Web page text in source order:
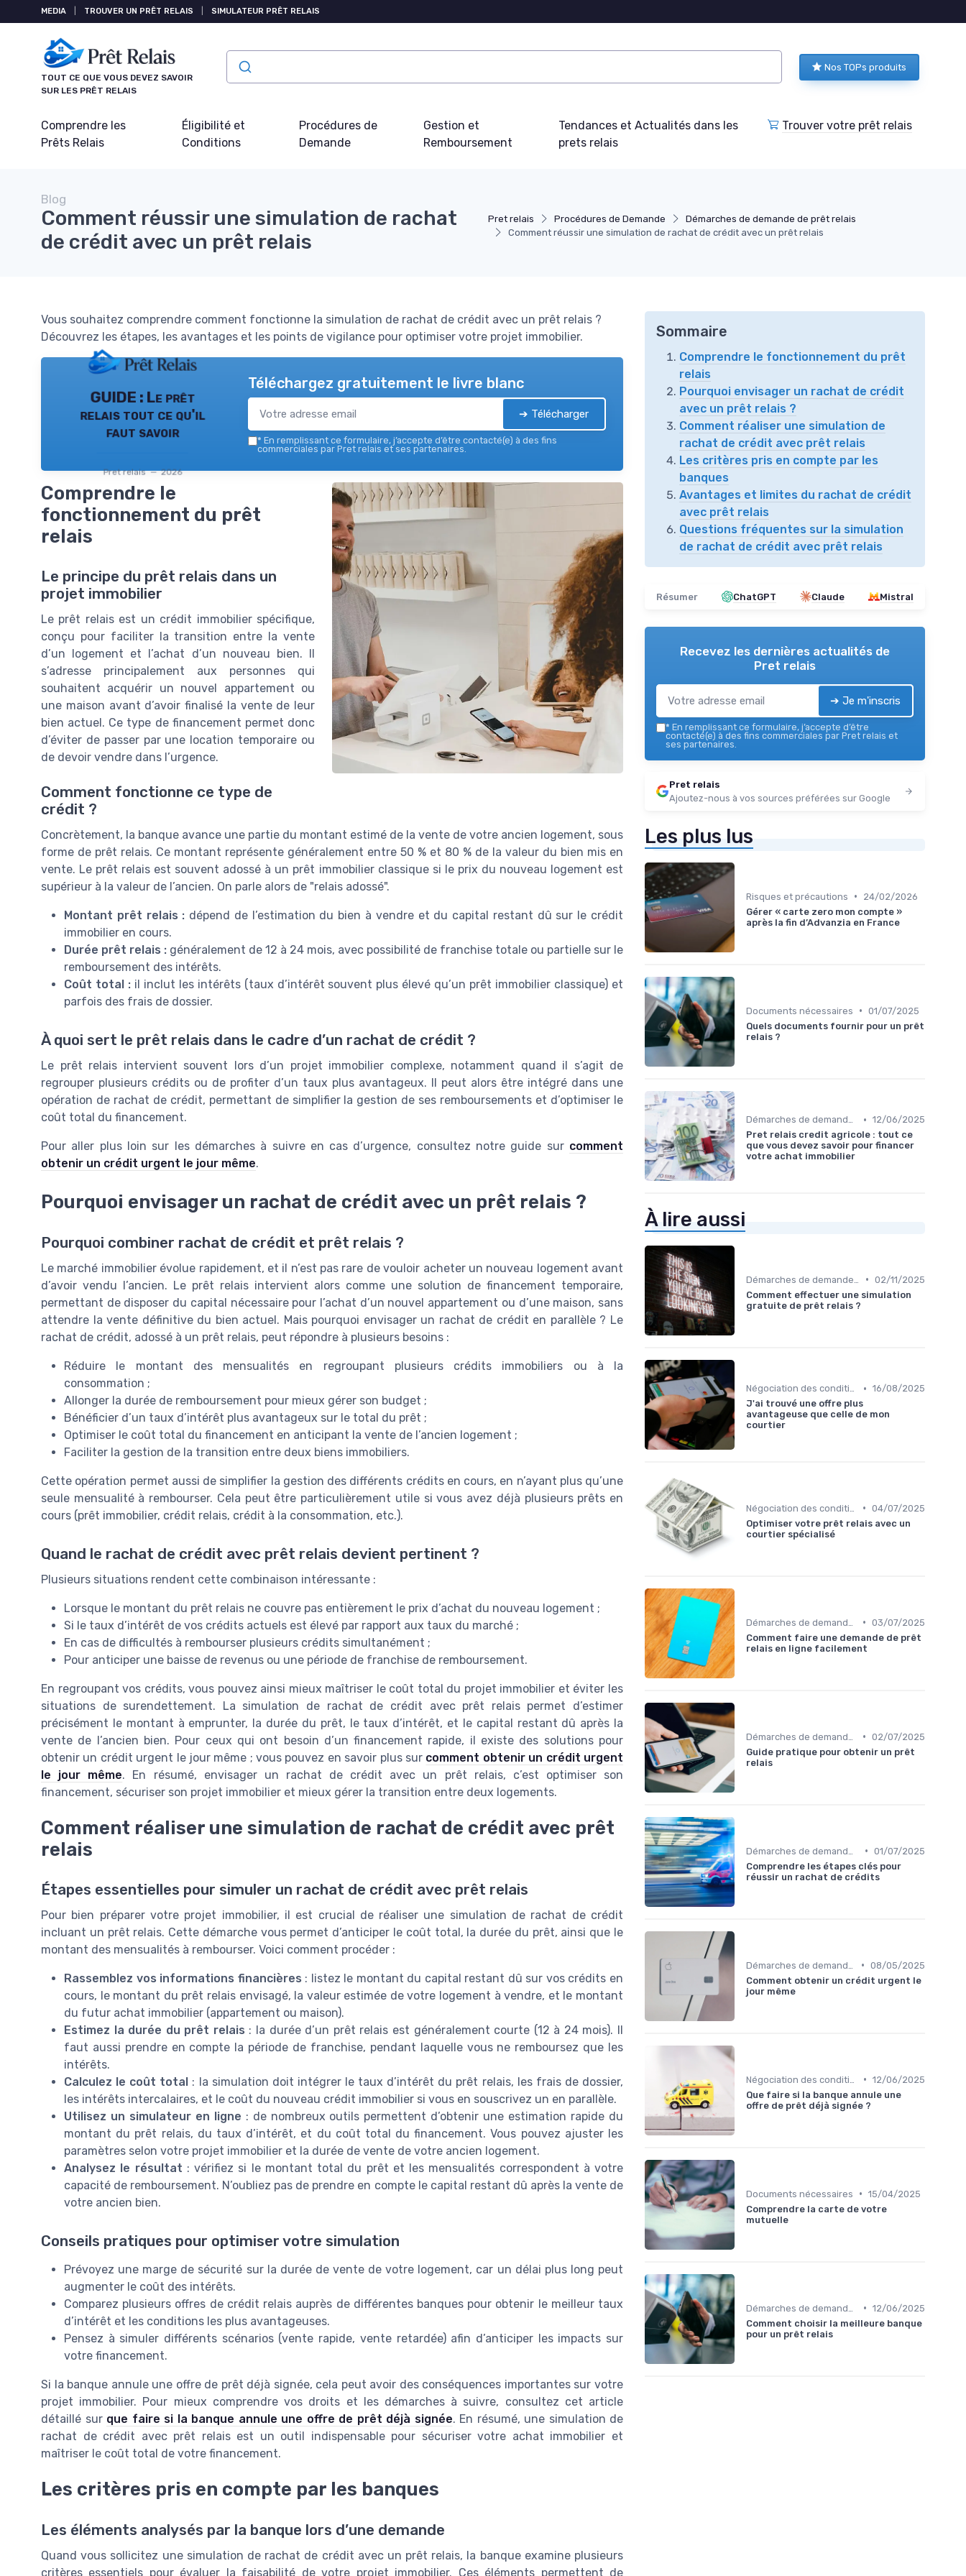
MEDIA TROUVER UN PRÊT RELAIS SIMULATEUR PRÊT RELAIS
TOUT CE QUE VOUS DEVEZ SAVOIR
SUR LES PRÊT RELAIS
Nos TOPs produits
Comprendre les
Prêts Relais
Éligibilité et
Conditions
Procédures de
Demande
Gestion et
Remboursement
Tendances et Actualités dans les
prets relais
Trouver votre prêt relais
Pret relais Procédures de Demande
Démarches de demande de prêt relais
Comment réussir une simulation de rachat de crédit avec un prêt relais
Blog
Comment réussir une simulation de rachat
de crédit avec un prêt relais
Vous souhaitez comprendre comment fonctionne la simulation de rachat de crédit avec un prêt relais ?
Découvrez les étapes, les avantages et les points de vigilance pour optimiser votre projet immobilier.
GUIDE : Le prêt
relais tout ce qu'il
faut savoir
Pret relais — 2026
Téléchargez gratuitement le livre blanc
➔ Télécharger
* En remplissant ce formulaire, j’accepte d’être contacté(e) à des fins
commerciales par Pret relais et ses partenaires.
Comprendre le
fonctionnement du prêt
relais
Le principe du prêt relais dans un
projet immobilier
Le prêt relais est un crédit immobilier spécifique,
conçu pour faciliter la transition entre la vente
d’un logement et l’achat d’un nouveau bien. Il
s’adresse principalement aux personnes qui
souhaitent acquérir un nouvel appartement ou
une maison avant d’avoir finalisé la vente de leur
bien actuel. Ce type de financement permet donc
d’éviter de passer par une location temporaire ou
de devoir vendre dans l’urgence.
Comment fonctionne ce type de
crédit ?
Concrètement, la banque avance une partie du montant estimé de la vente de votre ancien logement, sous
forme de prêt relais. Ce montant représente généralement entre 50 % et 80 % de la valeur du bien mis en
vente. Le prêt relais est souvent adossé à un prêt immobilier classique si le prix du nouveau logement est
supérieur à la valeur de l’ancien. On parle alors de "relais adossé".
Montant prêt relais : dépend de l’estimation du bien à vendre et du capital restant dû sur le crédit
immobilier en cours.
Durée prêt relais : généralement de 12 à 24 mois, avec possibilité de franchise totale ou partielle sur le
remboursement des intérêts.
Coût total :il inclut les intérêts (taux d’intérêt souvent plus élevé qu’un prêt immobilier classique) et
parfois des frais de dossier.
À quoi sert le prêt relais dans le cadre d’un rachat de crédit ?
Le prêt relais intervient souvent lors d’un projet immobilier complexe, notamment quand il s’agit de
regrouper plusieurs crédits ou de profiter d’un taux plus avantageux. Il peut alors être intégré dans une
opération de rachat de crédit, permettant de simplifier la gestion de ses remboursements et d’optimiser le
coût total du financement.
Pour aller plus loin sur les démarches à suivre en cas d’urgence, consultez notre guide sur comment
obtenir un crédit urgent le jour même.
Pourquoi envisager un rachat de crédit avec un prêt relais ?
Pourquoi combiner rachat de crédit et prêt relais ?
Le marché immobilier évolue rapidement, et il n’est pas rare de vouloir acheter un nouveau logement avant
d’avoir vendu l’ancien. Le prêt relais intervient alors comme une solution de financement temporaire,
permettant de disposer du capital nécessaire pour l’achat d’un nouvel appartement ou d’une maison, sans
attendre la vente définitive du bien actuel. Mais pourquoi envisager un rachat de crédit en parallèle ? Le
rachat de crédit, adossé à un prêt relais, peut répondre à plusieurs besoins :
Réduire le montant des mensualités en regroupant plusieurs crédits immobiliers ou à la
consommation ;
Allonger la durée de remboursement pour mieux gérer son budget ;
Bénéficier d’un taux d’intérêt plus avantageux sur le total du prêt ;
Optimiser le coût total du financement en anticipant la vente de l’ancien logement ;
Faciliter la gestion de la transition entre deux biens immobiliers.
Cette opération permet aussi de simplifier la gestion des différents crédits en cours, en n’ayant plus qu’une
seule mensualité à rembourser. Cela peut être particulièrement utile si vous avez déjà plusieurs prêts en
cours (prêt immobilier, crédit relais, crédit à la consommation, etc.).
Quand le rachat de crédit avec prêt relais devient pertinent ?
Plusieurs situations rendent cette combinaison intéressante :
Lorsque le montant du prêt relais ne couvre pas entièrement le prix d’achat du nouveau logement ;
Si le taux d’intérêt de vos crédits actuels est élevé par rapport aux taux du marché ;
En cas de difficultés à rembourser plusieurs crédits simultanément ;
Pour anticiper une baisse de revenus ou une période de franchise de remboursement.
En regroupant vos crédits, vous pouvez ainsi mieux maîtriser le coût total du projet immobilier et éviter les
situations de surendettement. La simulation de rachat de crédit avec prêt relais permet d’estimer
précisément le montant à emprunter, la durée du prêt, le taux d’intérêt, et le capital restant dû après la
vente de l’ancien bien. Pour ceux qui ont besoin d’un financement rapide, il existe des solutions pour
obtenir un crédit urgent le jour même ; vous pouvez en savoir plus sur comment obtenir un crédit urgent
le jour même. En résumé, envisager un rachat de crédit avec un prêt relais, c’est optimiser son
financement, sécuriser son projet immobilier et mieux gérer la transition entre deux logements.
Comment réaliser une simulation de rachat de crédit avec prêt
relais
Étapes essentielles pour simuler un rachat de crédit avec prêt relais
Pour bien préparer votre projet immobilier, il est crucial de réaliser une simulation de rachat de crédit
incluant un prêt relais. Cette démarche vous permet d’anticiper le coût total, la durée du prêt, ainsi que le
montant des mensualités à rembourser. Voici comment procéder :
Rassemblez vos informations financières : listez le montant du capital restant dû sur vos crédits en
cours, le montant du prêt relais envisagé, la valeur estimée de votre logement à vendre, et le montant
du futur achat immobilier (appartement ou maison).
Estimez la durée du prêt relais : la durée d’un prêt relais est généralement courte (12 à 24 mois). Il
faut aussi prendre en compte la période de franchise, pendant laquelle vous ne remboursez que les
intérêts.
Calculez le coût total : la simulation doit intégrer le taux d’intérêt du prêt relais, les frais de dossier,
les intérêts intercalaires, et le coût du nouveau crédit immobilier si vous en souscrivez un en parallèle.
Utilisez un simulateur en ligne : de nombreux outils permettent d’obtenir une estimation rapide du
montant du prêt relais, du taux d’intérêt, et du coût total du financement. Vous pouvez ajuster les
paramètres selon votre projet immobilier et la durée de vente de votre ancien logement.
Analysez le résultat : vérifiez si le montant total du prêt et les mensualités correspondent à votre
capacité de remboursement. N’oubliez pas de prendre en compte le capital restant dû après la vente de
votre ancien bien.
Conseils pratiques pour optimiser votre simulation
Prévoyez une marge de sécurité sur la durée de vente de votre logement, car un délai plus long peut
augmenter le coût des intérêts.
Comparez plusieurs offres de crédit relais auprès de différentes banques pour obtenir le meilleur taux
d’intérêt et les conditions les plus avantageuses.
Pensez à simuler différents scénarios (vente rapide, vente retardée) afin d’anticiper les impacts sur
votre financement.
Si la banque annule une offre de prêt déjà signée, cela peut avoir des conséquences importantes sur votre
projet immobilier. Pour mieux comprendre vos droits et les démarches à suivre, consultez cet article
détaillé sur que faire si la banque annule une offre de prêt déjà signée. En résumé, une simulation de
rachat de crédit avec prêt relais est un outil indispensable pour sécuriser votre achat immobilier et
maîtriser le coût total de votre financement.
Les critères pris en compte par les banques
Les éléments analysés par la banque lors d’une demande
Quand vous sollicitez une simulation de rachat de crédit avec un prêt relais, la banque examine plusieurs
critères essentiels pour évaluer la faisabilité de votre projet immobilier. Ces éléments permettent de
Sommaire
Comprendre le fonctionnement du prêt
relais
Pourquoi envisager un rachat de crédit
avec un prêt relais ?
Comment réaliser une simulation de
rachat de crédit avec prêt relais
Les critères pris en compte par les
banques
Avantages et limites du rachat de crédit
avec prêt relais
Questions fréquentes sur la simulation
de rachat de crédit avec prêt relais
Résumer ChatGPT Claude Mistral
Recevez les dernières actualités de
Pret relais
➔ Je m'inscris
* En remplissant ce formulaire, j’accepte d’être
contacté(e) à des fins commerciales par Pret relais et
ses partenaires.
Pret relais
Ajoutez-nous à vos sources préférées sur Google
Les plus lus
Risques et précautions •
24/02/2026
Gérer « carte zero mon compte »
après la fin d’Advanzia en France
Documents nécessaires • 01/07/2025
Quels documents fournir pour un prêt
relais ?
Démarches de demande de prêt relais • 12/06/2025
Pret relais credit agricole : tout ce
que vous devez savoir pour financer
votre achat immobilier
À lire aussi
• 02/11/2025
Comment effectuer une simulation
gratuite de prêt relais ?
Négociation des conditions • 16/08/2025
J'ai trouvé une offre plus
avantageuse que celle de mon
courtier
• 04/07/2025
Optimiser votre prêt relais avec un
courtier spécialisé
• 03/07/2025
Comment faire une demande de prêt
relais en ligne facilement
• 02/07/2025
Guide pratique pour obtenir un prêt
relais
• 01/07/2025
Comprendre les étapes clés pour
réussir un rachat de crédits
• 08/05/2025
Comment obtenir un crédit urgent le
jour même
• 12/06/2025
Que faire si la banque annule une
offre de prêt déjà signée ?
Documents nécessaires • 15/04/2025
Comprendre la carte de votre
mutuelle
• 12/06/2025
Comment choisir la meilleure banque
pour un prêt relais
Panneau de gestion des cookies